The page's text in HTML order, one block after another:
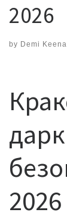
2026
by Demi
2026